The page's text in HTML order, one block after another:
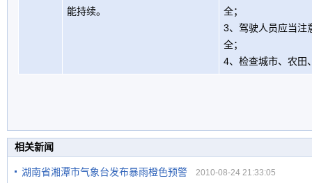
能持续。
全；
3、驾驶人员应当注
全；
4、检查城市、农田
相关新闻
湖南省湘潭市气象台发布暴雨橙色预警 2010-08-24 21:33:05